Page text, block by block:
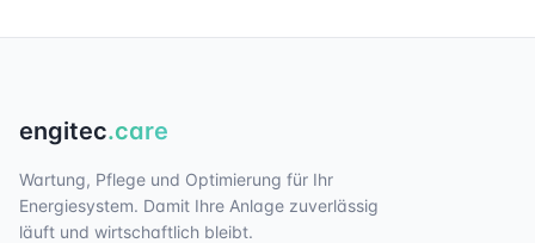
engitec.care
Wartung, Pflege und Optimierung für Ihr
Energiesystem. Damit Ihre Anlage zuverlässig
läuft und wirtschaftlich bleibt.